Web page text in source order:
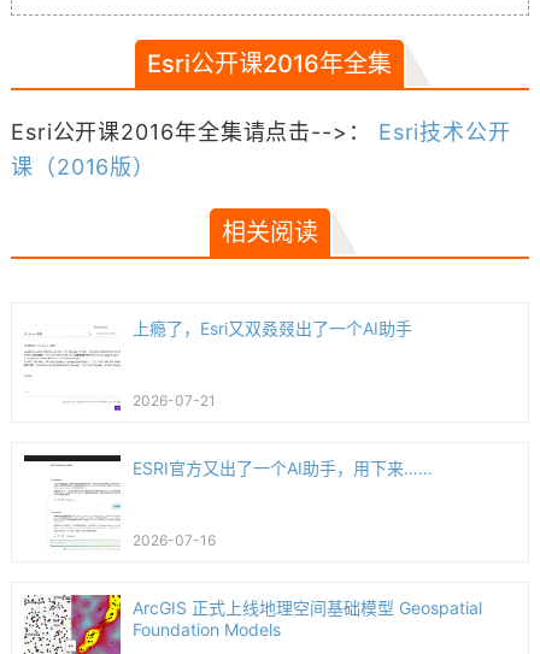
Esri公开课2016年全集
Esri公开课2016年全集请点击-->： Esri技术公开
课（2016版）
相关阅读
上瘾了，Esri又双叒叕出了一个AI助手
2026-07-21
ESRI官方又出了一个AI助手，用下来……
2026-07-16
ArcGIS 正式上线地理空间基础模型 Geospatial
Foundation Models